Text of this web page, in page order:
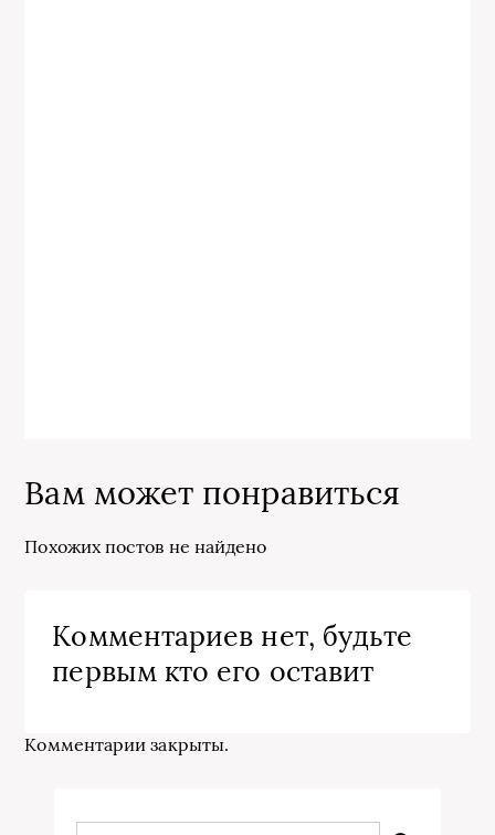
Вам может понравиться
Похожих постов не найдено
Комментариев нет, будьте
первым кто его оставит
Комментарии закрыты.